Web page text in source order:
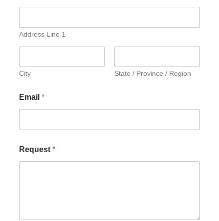
Address Line 1
City State / Province / Region
Email *
Request *